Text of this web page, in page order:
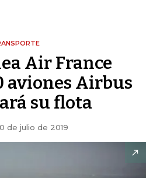
Air France
aviones Airbus
su flota
de julio de 2019